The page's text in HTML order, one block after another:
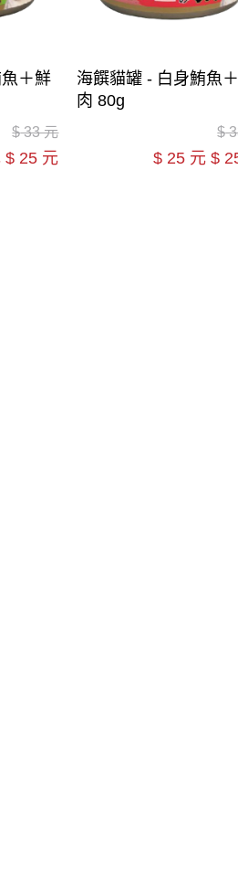
＋鮮
$33 元
$ 25 元
海饌貓罐 - 白身鮪魚
肉 80g
$
$ 25 元$